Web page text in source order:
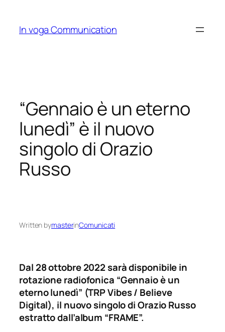
content
In voga Communication
“Gennaio è un eterno
lunedì” è il nuovo
singolo di Orazio
Russo
Written bymasterinComunicati
Dal 28 ottobre 2022 sarà disponibile in
rotazione radiofonica “Gennaio è un
eterno lunedì” (TRP Vibes / Believe
Digital), il nuovo singolo di Orazio Russo
estratto dall’album “FRAME”.